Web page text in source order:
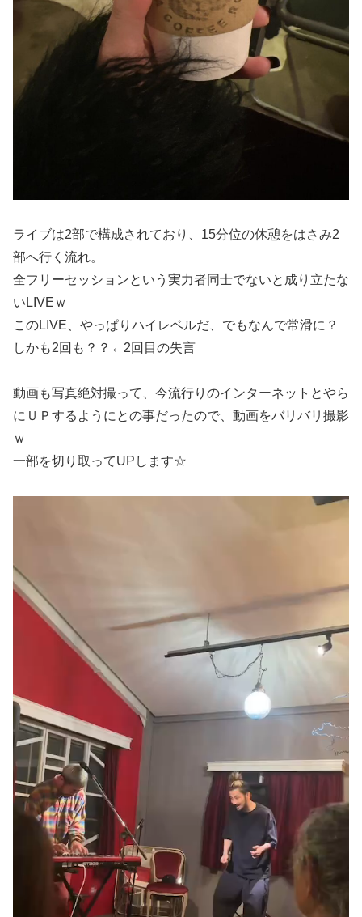
ライブは2部で構成されており、15分位の休憩をはさみ2
部へ行く流れ。
全フリーセッションという実力者同士でないと成り立たな
いLIVEｗ
このLIVE、やっぱりハイレベルだ、でもなんで常滑に？
しかも2回も？？←2回目の失言
動画も写真絶対撮って、今流行りのインターネットとやら
にＵＰするようにとの事だったので、動画をバリバリ撮影
ｗ
一部を切り取ってUPします☆